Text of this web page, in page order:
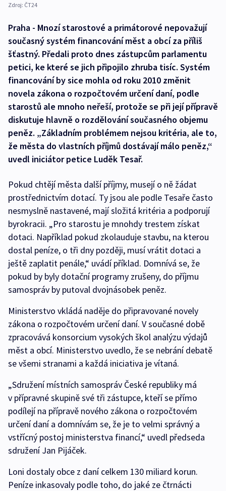
Zdroj: ČT24
Praha - Mnozí starostové a primátorové nepovažují
současný systém financování měst a obcí za příliš
šťastný. Předali proto dnes zástupcům parlamentu
petici, ke které se jich připojilo zhruba tisíc. Systém
financování by sice mohla od roku 2010 změnit
novela zákona o rozpočtovém určení daní, podle
starostů ale mnoho neřeší, protože se při její přípravě
diskutuje hlavně o rozdělování současného objemu
peněz. „Základním problémem nejsou kritéria, ale to,
že města do vlastních příjmů dostávají málo peněz,“
uvedl iniciátor petice Luděk Tesař.
Pokud chtějí města další příjmy, musejí o ně žádat
prostřednictvím dotací. Ty jsou ale podle Tesaře často
nesmyslně nastavené, mají složitá kritéria a podporují
byrokracii. „Pro starostu je mnohdy trestem získat
dotaci. Například pokud zkolauduje stavbu, na kterou
dostal peníze, o tři dny později, musí vrátit dotaci a
ještě zaplatit penále,“ uvádí příklad. Domnívá se, že
pokud by byly dotační programy zrušeny, do příjmu
samospráv by putoval dvojnásobek peněz.
Ministerstvo vkládá naděje do připravované novely
zákona o rozpočtovém určení daní. V současné době
zpracovává konsorcium vysokých škol analýzu výdajů
měst a obcí. Ministerstvo uvedlo, že se nebrání debatě
se všemi stranami a každá iniciativa je vítaná.
„Sdružení místních samospráv České republiky má
v přípravné skupině své tři zástupce, kteří se přímo
podílejí na přípravě nového zákona o rozpočtovém
určení daní a domnívám se, že je to velmi správný a
vstřícný postoj ministerstva financí,“ uvedl předseda
sdružení Jan Pijáček.
Loni dostaly obce z daní celkem 130 miliard korun.
Peníze inkasovaly podle toho, do jaké ze čtrnácti